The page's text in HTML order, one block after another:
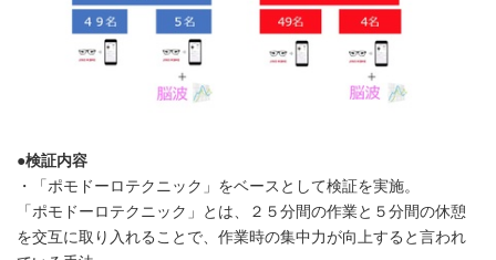
●検証内容
・「ポモドーロテクニック」をベースとして検証を実施。
「ポモドーロテクニック」とは、２５分間の作業と５分間の休憩
を交互に取り入れることで、作業時の集中力が向上すると言われ